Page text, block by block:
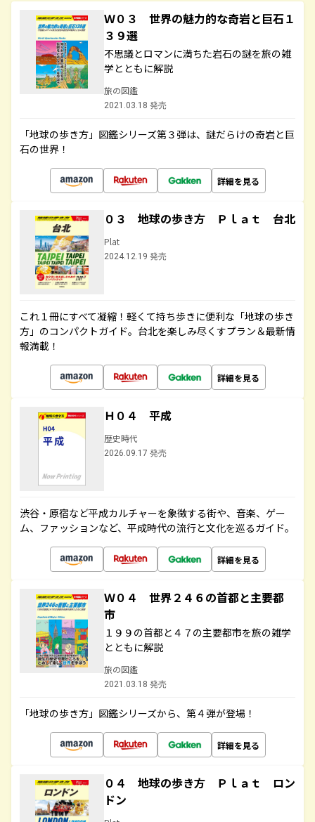
Ｗ０３ 世界の魅力的な奇岩と巨石１
３９選
不思議とロマンに満ちた岩石の謎を旅の雑
学とともに解説
旅の図鑑
2021.03.18 発売
「地球の歩き方」図鑑シリーズ第３弾は、謎だらけの奇岩と巨
石の世界！
詳細を見る
０３ 地球の歩き方 Ｐｌａｔ 台北
Plat
2024.12.19 発売
これ１冊にすべて凝縮！軽くて持ち歩きに便利な「地球の歩き
方」のコンパクトガイド。台北を楽しみ尽くすプラン＆最新情
報満載！
詳細を見る
Ｈ０４ 平成
歴史時代
2026.09.17 発売
渋谷・原宿など平成カルチャーを象徴する街や、音楽、ゲー
ム、ファッションなど、平成時代の流行と文化を巡るガイド。
詳細を見る
Ｗ０４ 世界２４６の首都と主要都
市
１９９の首都と４７の主要都市を旅の雑学
とともに解説
旅の図鑑
2021.03.18 発売
「地球の歩き方」図鑑シリーズから、第４弾が登場！
詳細を見る
０４ 地球の歩き方 Ｐｌａｔ ロン
ドン